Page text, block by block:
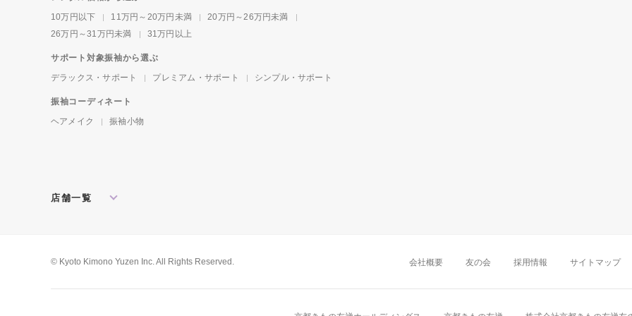
10万円以下
11万円～20万円未満
20万円～26万円未満
26万円～31万円未満
31万円以上
サポート対象振袖から選ぶ
デラックス・サポート
プレミアム・サポート シンプル・サポート
振袖コーディネート
ヘアメイク
振袖小物
店舗一覧
松戸店
東京本館 新宿店
八王子店
近畿
大阪難波店 京
岡山店 広島店
© Kyoto Kimono Yuzen Inc. All Rights Reserved. 会社概要 友の会 採用情報 サイトマップ